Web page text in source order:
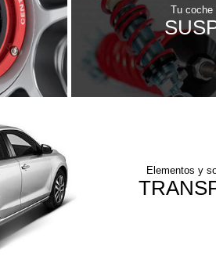
Tu coche
Elementos y